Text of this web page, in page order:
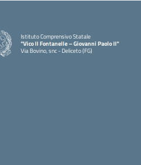
Istituto Comprensivo Statale
"Vico II Fontanelle – Giovanni Paolo II"
Via Bovino, snc - Deliceto (FG)